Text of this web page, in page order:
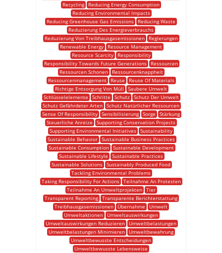
Recycling
Reducing Energy Consumption
Reducing Environmental Impacts
Reducing Greenhouse Gas Emissions
Reducing Waste
Reduzierung Des Energieverbrauchs
Reduzierung Von Treibhausgasemissionen
Regierungen
Renewable Energy
Resource Management
Resource Scarcity
Responsibility
Responsibility Towards Future Generations
Ressourcen
Ressourcen Schonen
Ressourcenknappheit
Ressourcenmanagement
Reuse
Reuse Of Materials
Richtige Entsorgung Von Müll
Saubere Umwelt
Schlüsselelemente
Schritte Schutz
Schutz Der Umwelt
Schutz Gefährdeter Arten Schutz Natürlicher Ressourcen
Sense Of Responsibility Sensibilisierung Sorge
Stärkung
Steuerliche Anreize
Supporting Conservation Projects
Supporting Environmental Initiatives Sustainability
Sustainable Behavior
Sustainable Business Practices
Sustainable Consumption
Sustainable Development
Sustainable Lifestyle
Sustainable Practices
Sustainable Solutions Sustainably Produced Food
Tackling Environmental Problems
Taking Responsibility For Actions
Teilnahme An Protesten
Teilnahme An Umweltprojekten
Tier
Transparent Reporting Transparente Berichterstattung
Treibhausgasemissionen
Übernahme
Umwelt
Umweltaktionen
Umweltauswirkungen
Umweltauswirkungen Reduzieren
Umweltbelastungen
Umweltbelastungen Minimieren
Umweltbewahrung
Umweltbewusste Entscheidungen
Umweltbewusste Lebensweise